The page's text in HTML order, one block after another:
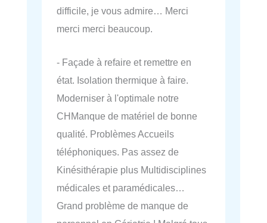
difficile, je vous admire… Merci
merci merci beaucoup.
- Façade à refaire et remettre en
état. Isolation thermique à faire.
Moderniser à l'optimale notre
CHManque de matériel de bonne
qualité. Problèmes Accueils
téléphoniques. Pas assez de
Kinésithérapie plus Multidisciplines
médicales et paramédicales…
Grand problème de manque de